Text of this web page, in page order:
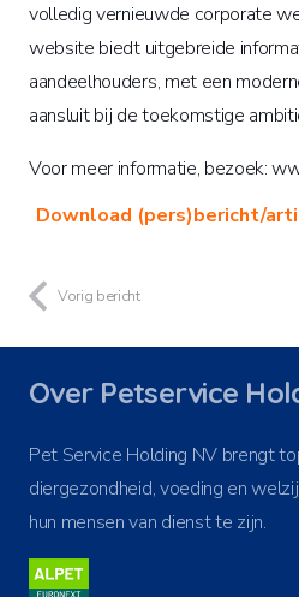
volledig vernieuwde corporate
website biedt uitgebreide
aandeelhouders, met een
aansluit bij de toekomstige
Voor meer informatie, bezoek:
Download (pers)bericht/
Vorig bericht
Over Petservice
Pet Service Holding NV brengt
diergezondheid, voeding en
hun mensen van dienst te zijn.